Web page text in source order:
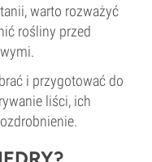
warto rozważyć
rośliny przed
i przygotować do
liści, ich